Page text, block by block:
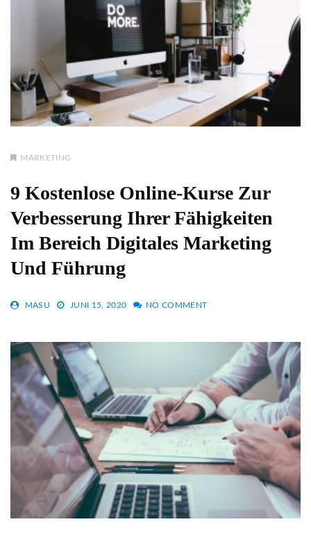
MARKETING
9 Kostenlose Online-Kurse Zur
Verbesserung Ihrer Fähigkeiten
Im Bereich Digitales Marketing
Und Führung
MASU JUNI 15, 2020 NO COMMENT